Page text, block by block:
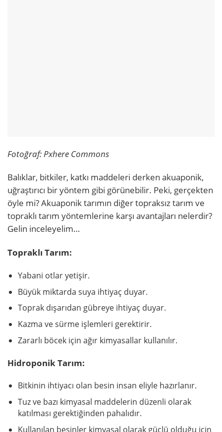
Fotoğraf: Pxhere Commons
Balıklar, bitkiler, katkı maddeleri derken akuaponik,
uğraştırıcı bir yöntem gibi görünebilir. Peki, gerçekten
öyle mi? Akuaponik tarımın diğer topraksız tarım ve
topraklı tarım yöntemlerine karşı avantajları nelerdir?
Gelin inceleyelim…
Topraklı Tarım:
Yabani otlar yetişir.
Büyük miktarda suya ihtiyaç duyar.
Toprak dışarıdan gübreye ihtiyaç duyar.
Kazma ve sürme işlemleri gerektirir.
Zararlı böcek için ağır kimyasallar kullanılır.
Hidroponik Tarım:
Bitkinin ihtiyacı olan besin insan eliyle hazırlanır.
Tuz ve bazı kimyasal maddelerin düzenli olarak
katılması gerektiğinden pahalıdır.
Kullanılan besinler kimyasal olarak güçlü olduğu için